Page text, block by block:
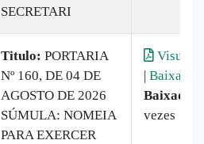
SECRETARI
Titulo: PORTARIA
Nº 160, DE 04 DE
AGOSTO DE 2026
SÚMULA: NOMEIA
PARA EXERCER
| Baixar
Baixado:
vezes